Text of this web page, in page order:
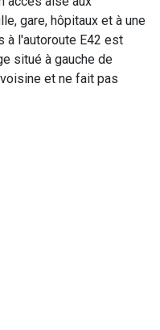
gare, hôpitaux et à une
à l'autoroute E42 est
situé à gauche de
et ne fait pas